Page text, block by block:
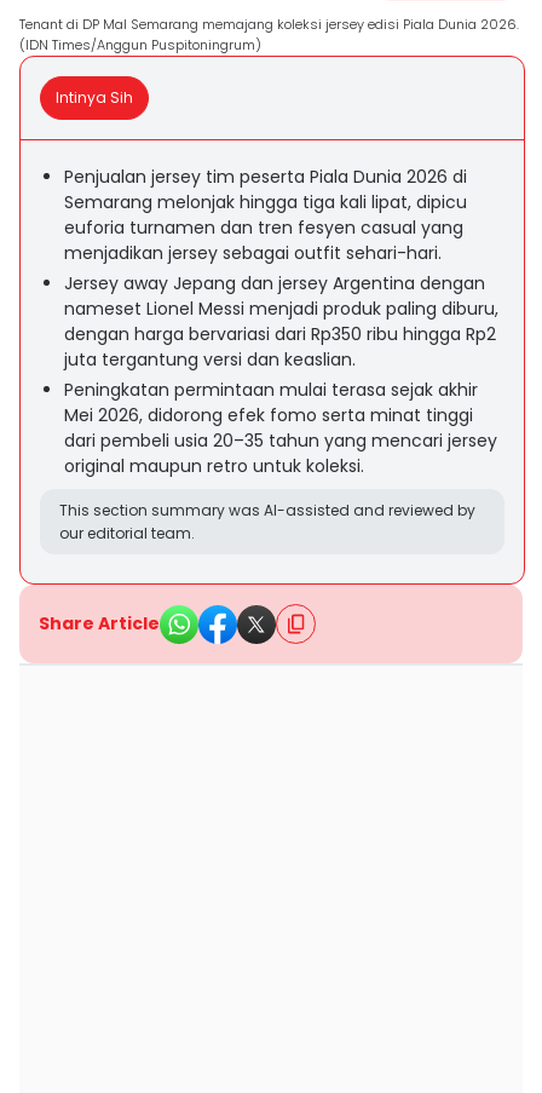
Tenant di DP Mal Semarang memajang koleksi jersey edisi Piala Dunia 2026.
(IDN Times/Anggun Puspitoningrum)
Intinya Sih
Penjualan jersey tim peserta Piala Dunia 2026 di
Semarang melonjak hingga tiga kali lipat, dipicu
euforia turnamen dan tren fesyen casual yang
menjadikan jersey sebagai outfit sehari-hari.
Jersey away Jepang dan jersey Argentina dengan
nameset Lionel Messi menjadi produk paling diburu,
dengan harga bervariasi dari Rp350 ribu hingga Rp2
juta tergantung versi dan keaslian.
Peningkatan permintaan mulai terasa sejak akhir
Mei 2026, didorong efek fomo serta minat tinggi
dari pembeli usia 20–35 tahun yang mencari jersey
original maupun retro untuk koleksi.
This section summary was AI-assisted and reviewed by
our editorial team.
Share Article